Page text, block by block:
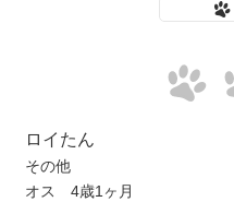
ロイたん
その他
オス 4歳1ヶ月